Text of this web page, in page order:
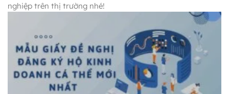
nghiệp trên thị trường nhé!